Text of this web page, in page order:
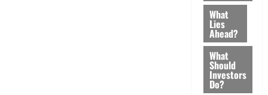
What
Lies
Ahead?
What
Should
Investors
Do?